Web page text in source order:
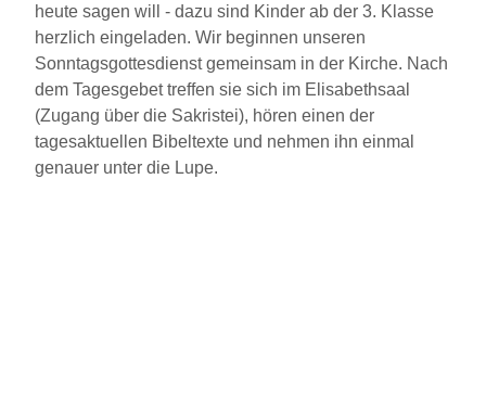
heute sagen will - dazu sind Kinder ab der 3. Klasse
herzlich eingeladen. Wir beginnen unseren
Sonntagsgottesdienst gemeinsam in der Kirche. Nach
dem Tagesgebet treffen sie sich im Elisabethsaal
(Zugang über die Sakristei), hören einen der
tagesaktuellen Bibeltexte und nehmen ihn einmal
genauer unter die Lupe.